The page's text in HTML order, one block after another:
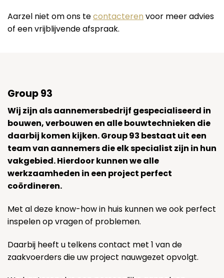
Aarzel niet om ons tecontacteren voor meer advies
of een vrijblijvende afspraak.
Group 93
Wij zijn als aannemersbedrijf gespecialiseerd in
bouwen, verbouwen en alle bouwtechnieken die
daarbij komen kijken. Group 93 bestaat uit een
team van aannemers die elk specialist zijn in hun
vakgebied. Hierdoor kunnen we alle
werkzaamheden in een project perfect
coördineren.
Met al deze know-how in huis kunnen we ook perfect
inspelen op vragen of problemen.
Daarbij heeft u telkens contact met 1 van de
zaakvoerders die uw project nauwgezet opvolgt.